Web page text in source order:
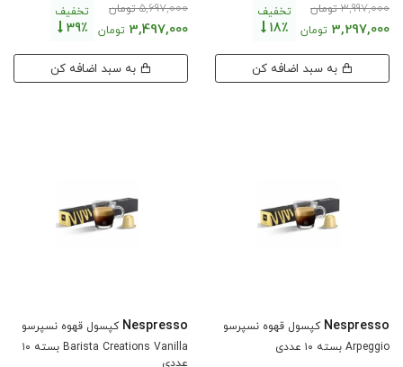
3,997,000 تومان
3,297,000 تومان
تخفیف
18٪
5,697,000 تومان
3,497,000 تومان
تخفیف
39٪
Nespresso کپسول قهوه نسپرسو
Arpeggio بسته ۱۰ عددی
Nespresso کپسول قهوه نسپرسو
Barista Creations Vanilla بسته ۱۰
عددی